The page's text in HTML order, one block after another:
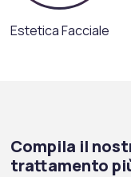
Estetica Facciale
Compila il
trattamento